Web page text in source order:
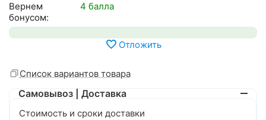
Вернем
бонусом:
4 балла
Отложить
Список вариантов товара
Самовывоз | Доставка
Стоимость и сроки доставки